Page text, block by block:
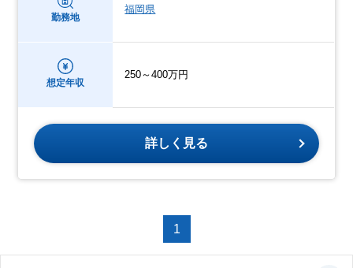
勤務地
福岡県
想定年収
250～400万円
詳しく見る
1